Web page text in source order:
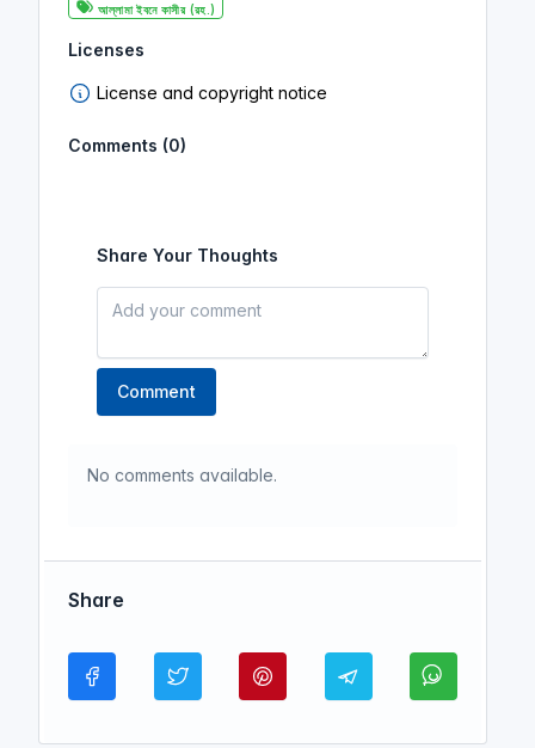
আল্লামা ইবনে কাসীর (রহ.)
Licenses
License and copyright notice
Comments (0)
Share Your Thoughts
Comment
No comments available.
Share